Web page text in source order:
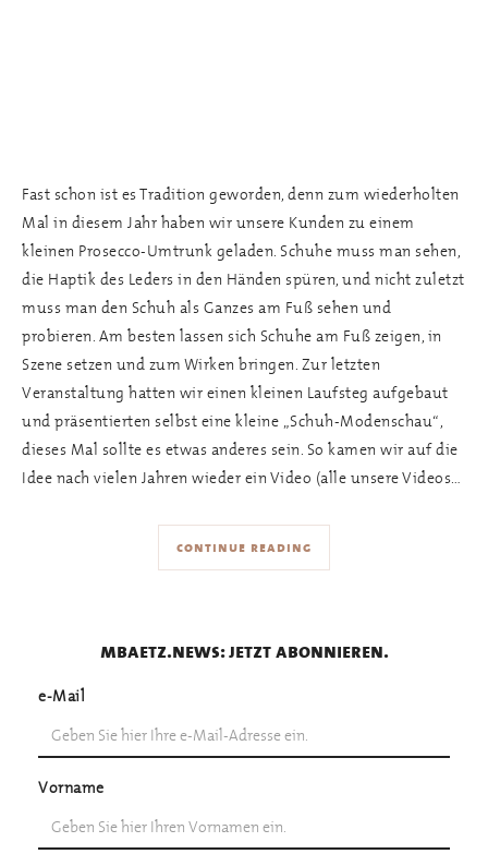
Fast schon ist es Tradition geworden, denn zum wiederholten
Mal in diesem Jahr haben wir unsere Kunden zu einem
kleinen Prosecco-Umtrunk geladen. Schuhe muss man sehen,
die Haptik des Leders in den Händen spüren, und nicht zuletzt
muss man den Schuh als Ganzes am Fuß sehen und
probieren. Am besten lassen sich Schuhe am Fuß zeigen, in
Szene setzen und zum Wirken bringen. Zur letzten
Veranstaltung hatten wir einen kleinen Laufsteg aufgebaut
und präsentierten selbst eine kleine „Schuh-Modenschau“,
dieses Mal sollte es etwas anderes sein. So kamen wir auf die
Idee nach vielen Jahren wieder ein Video (alle unsere Videos…
continue reading
mbaetz.news: jetzt abonnieren.
e-Mail
Vorname